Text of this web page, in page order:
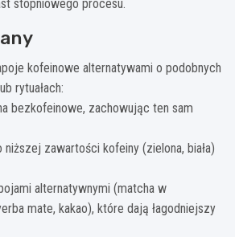
stopniowego procesu.
kofeinowe alternatywami o podobnych
rytuałach:
bezkofeinowe, zachowując ten sam
zawartości kofeiny (zielona, biała)
alternatywnymi (matcha w
mate, kakao), które dają łagodniejszy